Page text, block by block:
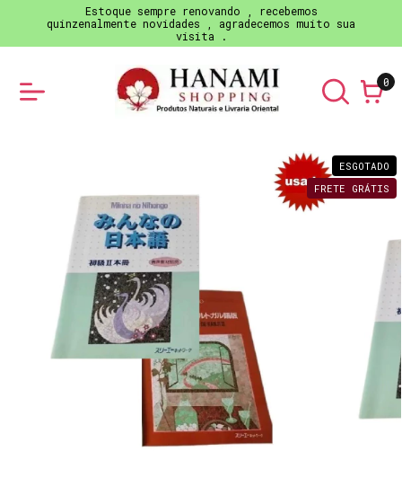
Estoque sempre renovando , recebemos
quinzenalmente novidades , agradecemos muito sua
visita .
0
ESGOTADO
FRETE GRÁTIS